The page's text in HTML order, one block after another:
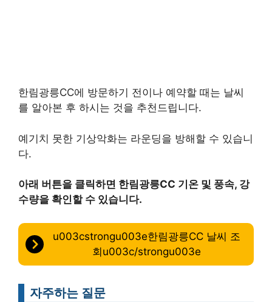
한림광릉CC에 방문하기 전이나 예약할 때는 날씨
를 알아본 후 하시는 것을 추천드립니다.
예기치 못한 기상악화는 라운딩을 방해할 수 있습니
다.
아래 버튼을 클릭하면 한림광릉CC 기온 및 풍속, 강
수량을 확인할 수 있습니다.
u003cstrongu003e한림광릉CC 날씨 조
회u003c/strongu003e
자주하는 질문